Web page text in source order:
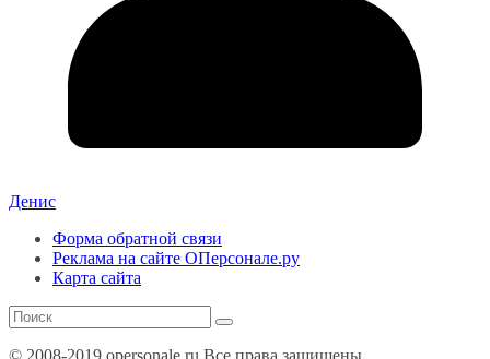
Денис
Форма обратной связи
Реклама на сайте ОПерсонале.ру
Карта сайта
© 2008-2019 opersonale.ru Все права защищены.